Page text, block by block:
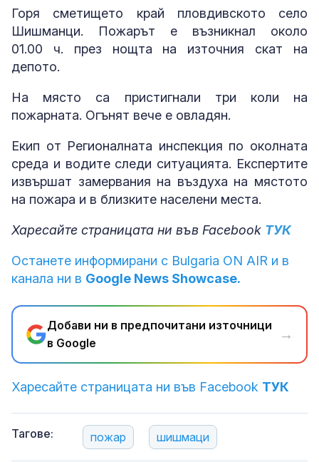
Горя сметището край пловдивското село
Шишманци. Пожарът е възникнал около
01.00 ч. през нощта на източния скат на
депото.
На място са пристигнали три коли на
пожарната. Огънят вече е овладян.
Екип от Регионалната инспекция по околната
среда и водите следи ситуацията. Експертите
извършат замервания на въздуха на мястото
на пожара и в близките населени места.
Харесайте страницата ни във Facebook ТУК
Останете информирани с Bulgaria ON AIR и в
канала ни в Google News Showcase.
Добави ни в предпочитани източници
в Google
→
Харесайте страницата ни във Facebook ТУК
Тагове: пожар шишмаци